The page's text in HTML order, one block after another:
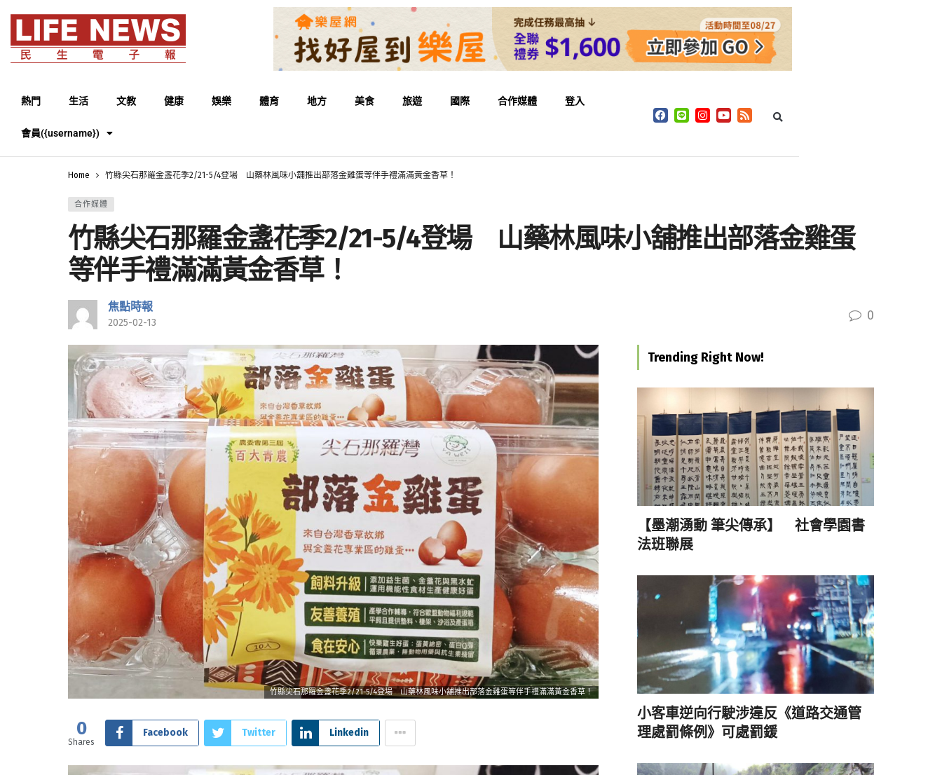
熱門 生活 文教 健康 娛樂 體育 地方 美食 旅遊 國際 合作媒體 登入
會員({username})
Home 竹縣尖石那羅金盞花季2/21-5/4登場 山藥林風味小舖推出部落金雞蛋等伴手禮滿滿黃金香草！
合作媒體
竹縣尖石那羅金盞花季2/21-5/4登場 山藥林風味小舖推出部落金雞蛋
等伴手禮滿滿黃金香草！
焦點時報
2025-02-13 0
竹縣尖石那羅金盞花季2/21-5/4登場 山藥林風味小舖推出部落金雞蛋等伴手禮滿滿黃金香草！
0
Shares
Facebook Twitter Linkedin
Trending Right Now!
【墨潮湧動 筆尖傳承】 社會學園書
法班聯展
小客車逆向行駛涉違反《道路交通管
理處罰條例》可處罰鍰